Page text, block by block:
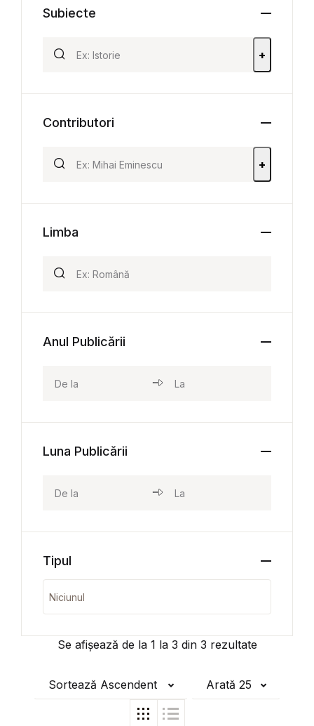
Se afișează de la 1 la 3 din 3 rezultate
Sortează Ascendent Arată 25
Subiecte
+
Contributori
+
Limba
Anul Publicării
Luna Publicării
Tipul